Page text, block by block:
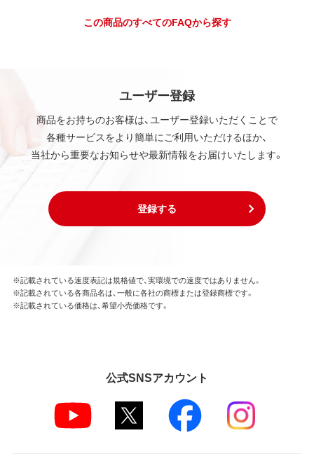
この商品のすべてのFAQから探す
ユーザー登録
商品をお持ちのお客様は、ユーザー登録いただくことで
各種サービスをより簡単にご利用いただけるほか、
当社から重要なお知らせや最新情報をお届けいたします。
登録する
※記載されている速度表記は規格値で、実環境での速度ではありません。
※記載されている各商品名は、一般に各社の商標または登録商標です。
※記載されている価格は、希望小売価格です。
公式SNSアカウント